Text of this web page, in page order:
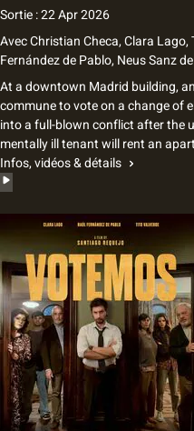
Sortie : 22 Apr 2026
AvecChristian Checa, Clara
Fernández de Pablo, Neus Sanzde
At a downtown Madrid building,
commune to vote on a change of
into a full-blown conflict after the
mentally ill tenant will rent an
Infos, vidéos & détails